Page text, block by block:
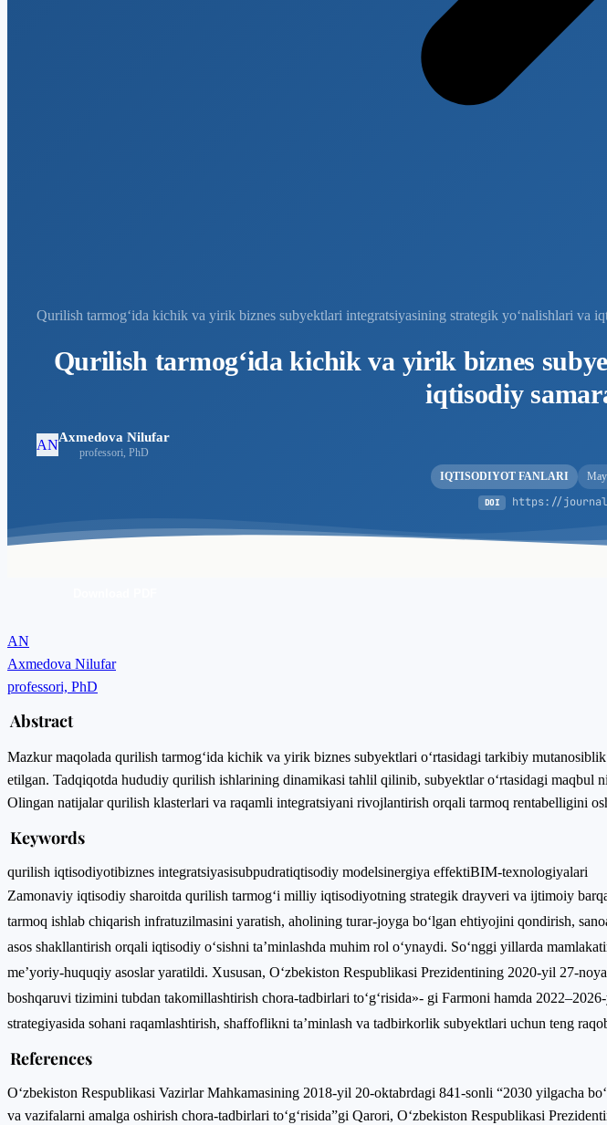
Qurilish tarmog‘ida kichik va yirik biznes subyektlari integratsiyasining strategik yo‘nalishlari va
Qurilish tarmog‘ida kichik va yirik biznes
iqtisodiy
ANAxmedova Nilufar
professori, PhD
IQTISODIYOT FANLARI
DOI https://
AN
Axmedova Nilufar
professori, PhD
Abstract
Mazkur maqolada qurilish tarmog‘ida kichik va yirik biznes subyektlari o‘rtasidagi tarkibiy
etilgan. Tadqiqotda hududiy qurilish ishlarining dinamikasi tahlil qilinib, subyektlar o‘rtasidagi maqbul
Olingan natijalar qurilish klasterlari va raqamli integratsiyani rivojlantirish orqali tarmoq rentabelligini
Keywords
qurilish iqtisodiyotibiznes integratsiyasisubpudratiqtisodiy modelsinergiya effektiBIM-texnologiyalari
Zamonaviy iqtisodiy sharoitda qurilish tarmog‘i milliy iqtisodiyotning strategik drayveri va ijtimoiy
tarmoq ishlab chiqarish infratuzilmasini yaratish, aholining turar-joyga bo‘lgan ehtiyojini qondirish,
asos shakllantirish orqali iqtisodiy o‘sishni ta’minlashda muhim rol o‘ynaydi. So‘nggi yillarda
me’yoriy-huquqiy asoslar yaratildi. Xususan, O‘zbekiston Respublikasi Prezidentining 2020-yil 27-
boshqaruvi tizimini tubdan takomillashtirish chora-tadbirlari to‘g‘risida»- gi Farmoni hamda
strategiyasida sohani raqamlashtirish, shaffoflikni ta’minlash va tadbirkorlik subyektlari uchun teng
References
O‘zbekiston Respublikasi Vazirlar Mahkamasining 2018-yil 20-oktabrdagi 841-sonli “2030 yilgacha
va vazifalarni amalga oshirish chora-tadbirlari to‘g‘risida”gi Qarori, O‘zbekiston Respublikasi